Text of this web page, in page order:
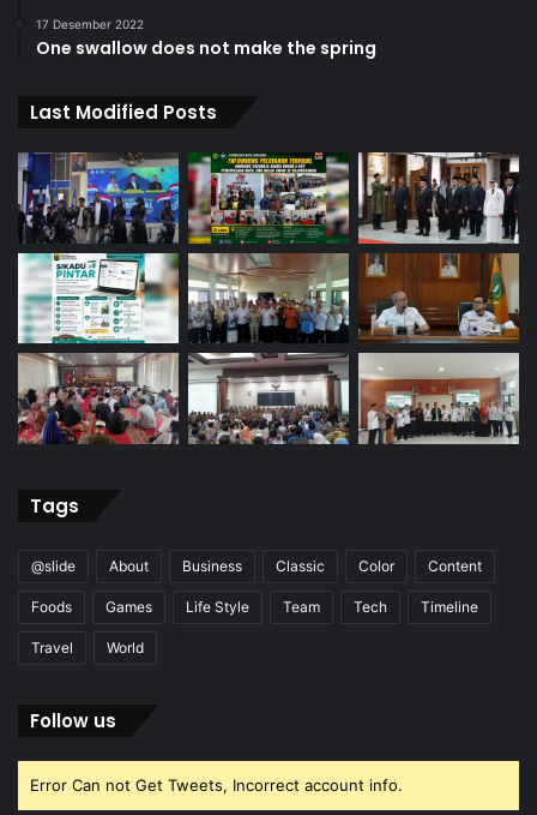
17 Desember 2022
One swallow does not make the spring
Last Modified Posts
Tags
@slide About Business Classic Color Content
Foods Games Life Style Team Tech Timeline
Travel World
Follow us
Error Can not Get Tweets, Incorrect account info.